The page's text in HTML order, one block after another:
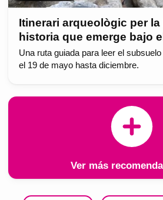
Itinerari arqueològic per la
historia que emerge bajo
Una ruta guiada para leer el
el 19 de mayo hasta diciembre.
Ver más